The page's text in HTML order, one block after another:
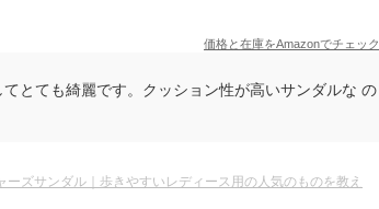
価格と在庫をAmazonでチェック
とても綺麗です。クッション性が高いサンダルな の
ーズサンダル｜歩きやすいレディース用の人気のものを教え